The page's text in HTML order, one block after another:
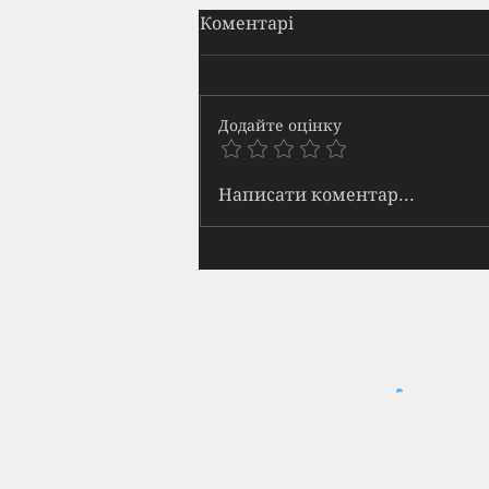
Прайм
Вона приходила щодня. Майже
звуками — спершу далеке
човгання кросівок по асфальту,
потім шурхіт трави, а тоді: тук-
Коментарі
Додайте оцінку
Написати коментар...